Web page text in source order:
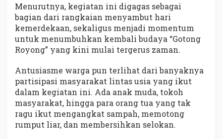
Menurutnya, kegiatan ini digagas sebagai
bagian dari rangkaian menyambut hari
kemerdekaan, sekaligus menjadi momentum
untuk menumbuhkan kembali budaya “Gotong
Royong” yang kini mulai tergerus zaman.
Antusiasme warga pun terlihat dari banyaknya
partisipasi masyarakat lintas usia yang ikut
dalam kegiatan ini. Ada anak muda, tokoh
masyarakat, hingga para orang tua yang tak
ragu ikut mengangkat sampah, memotong
rumput liar, dan membersihkan selokan.